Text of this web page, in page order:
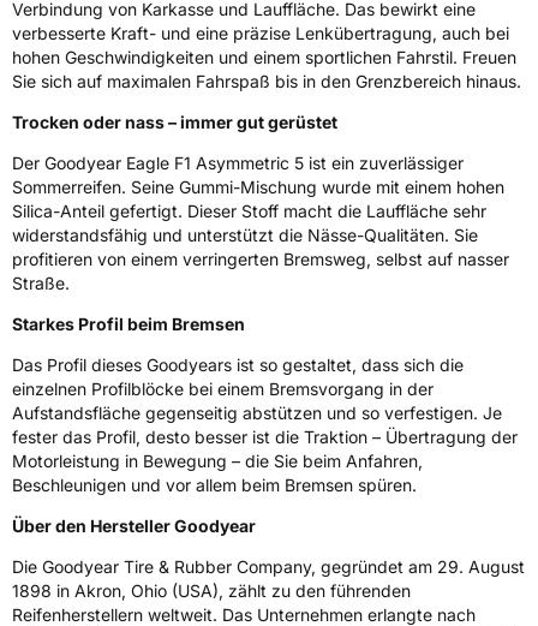
EisgripNein
EPREL ID611122
Allgemeine Produktsicherheit (GPSR)
HerstellerkontaktGoodyear S.A. Innovation Center Avenue
Gordon Smith 7750 Colmar-Berg Luxemburg,
www.goodyear.eu
Verbindung von Karkasse und Lauffläche. Das bewirkt eine
verbesserte Kraft- und eine präzise Lenkübertragung, auch bei
hohen Geschwindigkeiten und einem sportlichen Fahrstil. Freuen
Sie sich auf maximalen Fahrspaß bis in den Grenzbereich hinaus.
Trocken oder nass – immer gut gerüstet
Der Goodyear Eagle F1 Asymmetric 5 ist ein zuverlässiger
Sommerreifen. Seine Gummi-Mischung wurde mit einem hohen
Silica-Anteil gefertigt. Dieser Stoff macht die Lauffläche sehr
widerstandsfähig und unterstützt die Nässe-Qualitäten. Sie
profitieren von einem verringerten Bremsweg, selbst auf nasser
Straße.
Starkes Profil beim Bremsen
Das Profil dieses Goodyears ist so gestaltet, dass sich die
einzelnen Profilblöcke bei einem Bremsvorgang in der
Aufstandsfläche gegenseitig abstützen und so verfestigen. Je
fester das Profil, desto besser ist die Traktion – Übertragung der
Motorleistung in Bewegung – die Sie beim Anfahren,
Beschleunigen und vor allem beim Bremsen spüren.
Über den Hersteller Goodyear
Die Goodyear Tire & Rubber Company, gegründet am 29. August
1898 in Akron, Ohio (USA), zählt zu den führenden
Reifenherstellern weltweit. Das Unternehmen erlangte nach